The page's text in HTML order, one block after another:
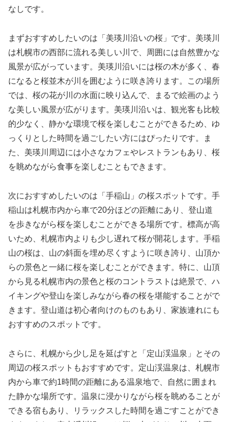
なしです。
まずおすすめしたいのは「美瑛川沿いの桜」です。美瑛川
は札幌市の西部に流れる美しい川で、周囲には自然豊かな
風景が広がっています。美瑛川沿いには桜の木が多く、春
になると桜並木が川を囲むように咲き誇ります。この場所
では、桜の花が川の水面に映り込んで、まるで絵画のよう
な美しい風景が広がります。美瑛川沿いは、観光客も比較
的少なく、静かな環境で桜を楽しむことができるため、ゆ
っくりとした時間を過ごしたい方にはぴったりです。ま
た、美瑛川周辺には小さなカフェやレストランもあり、桜
を眺めながら食事を楽しむこともできます。
次におすすめしたいのは「手稲山」の桜スポットです。手
稲山は札幌市内から車で20分ほどの距離にあり、登山道
を歩きながら桜を楽しむことができる場所です。標高が高
いため、札幌市内よりも少し遅れて桜が開花します。手稲
山の桜は、山の斜面を埋め尽くすように咲き誇り、山頂か
らの景色と一緒に桜を楽しむことができます。特に、山頂
から見る札幌市内の景色と桜のコントラストは絶景で、ハ
イキングや登山を楽しみながら春の桜を堪能することがで
きます。登山道は初心者向けのものもあり、家族連れにも
おすすめのスポットです。
さらに、札幌から少し足を延ばすと「定山渓温泉」とその
周辺の桜スポットもおすすめです。定山渓温泉は、札幌市
内から車で約1時間の距離にある温泉地で、自然に囲まれ
た静かな場所です。温泉に浸かりながら桜を眺めることが
できる宿もあり、リラックスした時間を過ごすことができ